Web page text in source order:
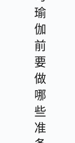
瑜
伽
前
要
做
哪
些
准